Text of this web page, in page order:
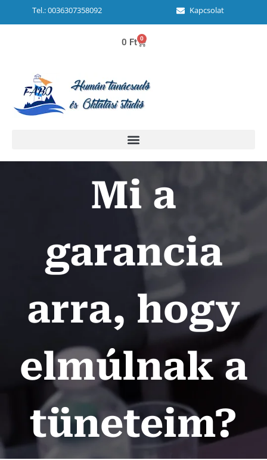
Tel.: 0036307358092 Kapcsolat
0 Ft 0
Mi a
garancia
arra, hogy
elmúlnak a
tüneteim?